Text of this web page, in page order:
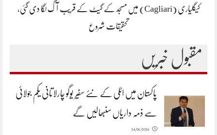
کیگلیاری (Cagliari) میں مسجد کے گیٹ کے قریب آگ لگا دی گئی،
تحقیقات شروع
مقبول خبریں
پاکستان میں اٹلی کے نئے سفیر یوگو چارلاتانی یکم جولائی
سے ذمہ داریاں سنبھالیں گے
24/06/2026